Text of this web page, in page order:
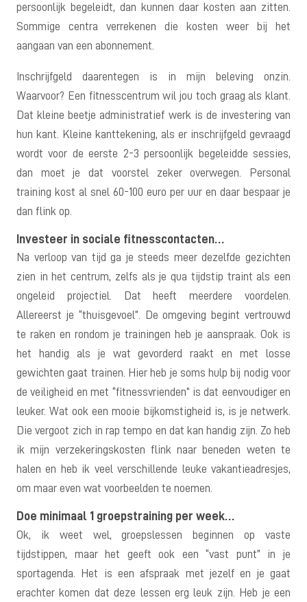
persoonlijk begeleidt, dan kunnen daar kosten aan zitten.
Sommige centra verrekenen die kosten weer bij het
aangaan van een abonnement.
Inschrijfgeld daarentegen is in mijn beleving onzin.
Waarvoor? Een fitnesscentrum wil jou toch graag als klant.
Dat kleine beetje administratief werk is de investering van
hun kant. Kleine kanttekening, als er inschrijfgeld gevraagd
wordt voor de eerste 2-3 persoonlijk begeleidde sessies,
dan moet je dat voorstel zeker overwegen. Personal
training kost al snel 60-100 euro per uur en daar bespaar je
dan flink op.
Investeer in sociale fitnesscontacten…
Na verloop van tijd ga je steeds meer dezelfde gezichten
zien in het centrum, zelfs als je qua tijdstip traint als een
ongeleid projectiel. Dat heeft meerdere voordelen.
Allereerst je “thuisgevoel”. De omgeving begint vertrouwd
te raken en rondom je trainingen heb je aanspraak. Ook is
het handig als je wat gevorderd raakt en met losse
gewichten gaat trainen. Hier heb je soms hulp bij nodig voor
de veiligheid en met “fitnessvrienden” is dat eenvoudiger en
leuker. Wat ook een mooie bijkomstigheid is, is je netwerk.
Die vergoot zich in rap tempo en dat kan handig zijn. Zo heb
ik mijn verzekeringskosten flink naar beneden weten te
halen en heb ik veel verschillende leuke vakantieadresjes,
om maar even wat voorbeelden te noemen.
Doe minimaal 1 groepstraining per week…
Ok, ik weet wel, groepslessen beginnen op vaste
tijdstippen, maar het geeft ook een “vast punt” in je
sportagenda. Het is een afspraak met jezelf en je gaat
erachter komen dat deze lessen erg leuk zijn. Heb je een